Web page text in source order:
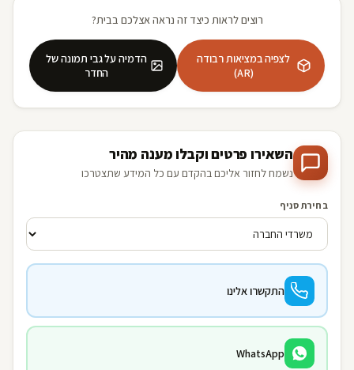
רוצים לראות כיצד זה נראה אצלכם בבית?
לצפיה במציאות רבודה
(AR)
הדמיה על גבי תמונה של
החדר
השאירו פרטים וקבלו מענה מהיר
נשמח לחזור אליכם בהקדם עם כל המידע שתצטרכו
בחירת סניף
התקשרו אלינו
WhatsApp